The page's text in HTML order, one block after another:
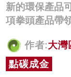
名家榜
關於我們
新的環保產品
項拳頭產品帶
作者:大灣
點碳成金